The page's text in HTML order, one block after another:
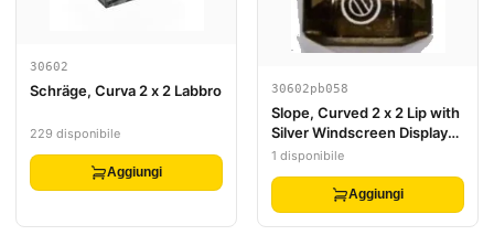
30602
Schräge, Curva 2 x 2 Labbro
229 disponibile
Aggiungi
30602pb058
Slope, Curved 2 x 2 Lip with
Silver Windscreen Display
Pattern (Sticker) - Set 7704
1 disponibile
Aggiungi